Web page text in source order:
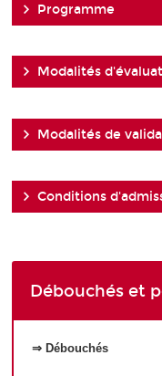
Programme
Modalités
Modalités de
Conditions
Débouchés et
⇒ Débouchés